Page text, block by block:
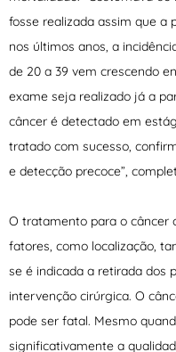
fosse realizada assim que a
nos últimos anos, a
de 20 a 39 vem crescendo
exame seja realizado já a
câncer é detectado em
tratado com sucesso,
e detecção precoce”,
O tratamento para o câncer
fatores, como localização,
se é indicada a retirada dos
intervenção cirúrgica. O
pode ser fatal. Mesmo
significativamente a